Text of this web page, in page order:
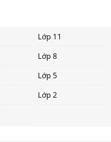
Lớp 11
Lớp 8
Lớp 5
Lớp 2